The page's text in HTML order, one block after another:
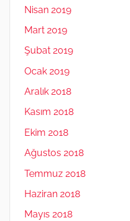
Nisan 2019
Mart 2019
Şubat 2019
Ocak 2019
Aralık 2018
Kasım 2018
Ekim 2018
Ağustos 2018
Temmuz 2018
Haziran 2018
Mayıs 2018